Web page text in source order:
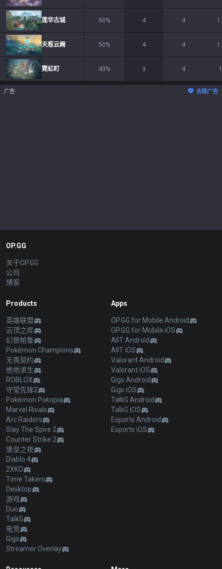
莲华古城 50% 4 4
天枢云阙 50% 4 4
霓虹町 43% 3 4
广告 去除广告
OP.GG
关于OP.GG
公司
博客
Products
英雄联盟
云顶之弈
幻兽帕鲁
Pokémon Champions
无畏契约
绝地求生
ROBLOX
守望先锋2
Pokémon Pokopia
Marvel Rivals
Arc Raiders
Slay The Spire 2
Counter Strike 2
堡垒之夜
Diablo 4
2XKO
Time Takers
Desktop
游戏
Duo
TalkG
电竞
Gigs
Streamer Overlay
Apps
OP.GG for Mobile Android
OP.GG for Mobile iOS
AllT Android
AllT iOS
Valorant Android
Valorant iOS
Gigs Android
Gigs iOS
TalkG Android
TalkG iOS
Esports Android
Esports iOS